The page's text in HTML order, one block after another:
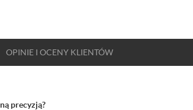
OPINIE I OCENY KLIENTÓW
precyzją?